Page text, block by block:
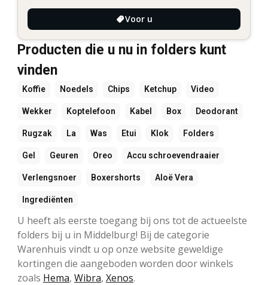
Voor u
Producten die u nu in folders kunt
vinden
Koffie Noedels Chips Ketchup Video
Wekker Koptelefoon Kabel Box Deodorant
Rugzak La Was Etui Klok Folders
Gel Geuren Oreo Accu schroevendraaier
Verlengsnoer Boxershorts Aloë Vera
Ingrediënten
U heeft als eerste toegang bij ons tot de actueelste
folders bij u in Middelburg! Bij de categorie
Warenhuis vindt u op onze website geweldige
kortingen die aangeboden worden door winkels
zoals Hema, Wibra, Xenos.